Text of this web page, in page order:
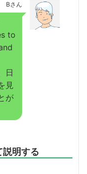
Bさん
to
日
見
が
説明する